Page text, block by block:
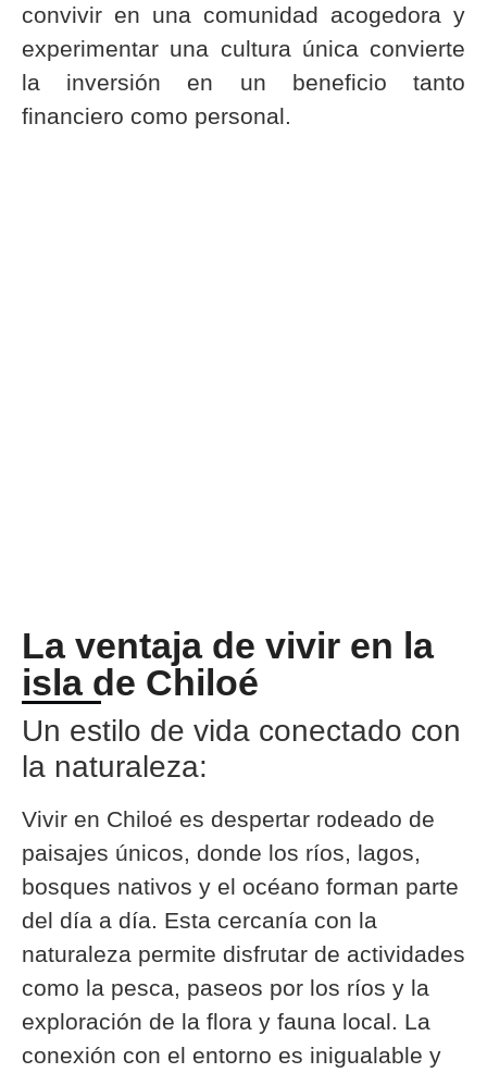
convivir en una comunidad acogedora y
experimentar una cultura única convierte
la inversión en un beneficio tanto
financiero como personal.
La ventaja de vivir en la
isla de Chiloé
Un estilo de vida conectado con
la naturaleza:
Vivir en Chiloé es despertar rodeado de
paisajes únicos, donde los ríos, lagos,
bosques nativos y el océano forman parte
del día a día. Esta cercanía con la
naturaleza permite disfrutar de actividades
como la pesca, paseos por los ríos y la
exploración de la flora y fauna local. La
conexión con el entorno es inigualable y